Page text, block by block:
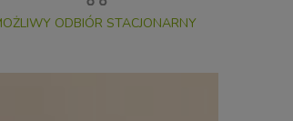
ODBIÓR STACJONARNY